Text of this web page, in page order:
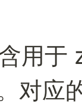
用于
对